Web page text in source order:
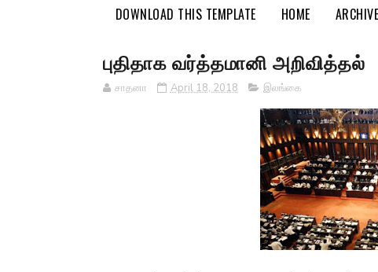
DOWNLOAD THIS TEMPLATE HOME ARCHIVE
புதிதாக வர்த்தமானி அறிவித்தல்
சாதனா April 18, 2018 இலங்கை